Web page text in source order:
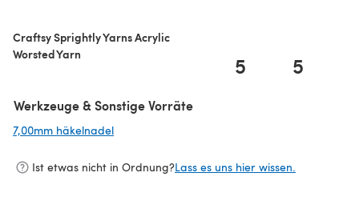
Craftsy Sprightly Yarns Acrylic
Worsted Yarn
5 5
Werkzeuge & Sonstige Vorräte
7,00mm häkelnadel
Ist etwas nicht in Ordnung?Lass es uns hier wissen.